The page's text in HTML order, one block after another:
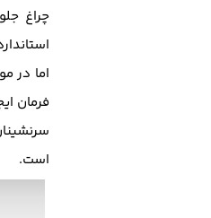
چراغ
اما در
فرمان
است.